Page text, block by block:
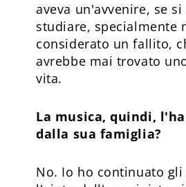
aveva un'avvenire, se si
studiare, specialmente
considerato un fallito,
avrebbe mai trovato
vita.
La musica, quindi,
dalla sua famiglia?
No. Io ho continuato